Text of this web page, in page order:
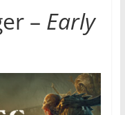
– Early